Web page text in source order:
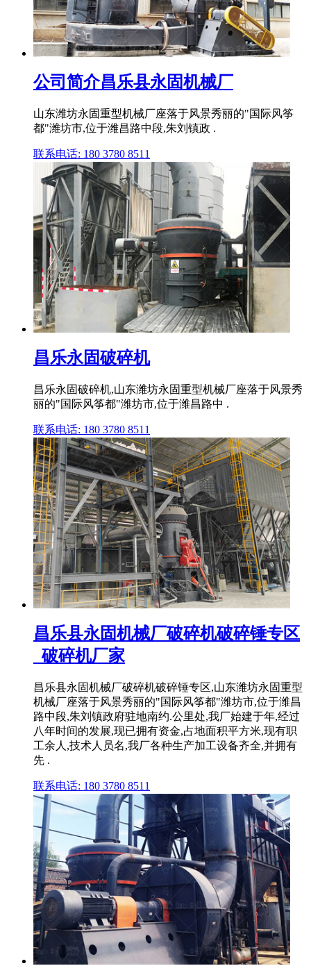
公司简介昌乐县永固机械厂
山东潍坊永固重型机械厂座落于风景秀丽的"国际风筝
都"潍坊市,位于潍昌路中段,朱刘镇政 .
联系电话: 180 3780 8511
昌乐永固破碎机
昌乐永固破碎机,山东潍坊永固重型机械厂座落于风景秀
丽的"国际风筝都"潍坊市,位于潍昌路中 .
联系电话: 180 3780 8511
昌乐县永固机械厂破碎机破碎锤专区
_破碎机厂家
昌乐县永固机械厂破碎机破碎锤专区,山东潍坊永固重型
机械厂座落于风景秀丽的"国际风筝都"潍坊市,位于潍昌
路中段,朱刘镇政府驻地南约.公里处,我厂始建于年,经过
八年时间的发展,现已拥有资金,占地面积平方米,现有职
工余人,技术人员名,我厂各种生产加工设备齐全,并拥有
先 .
联系电话: 180 3780 8511